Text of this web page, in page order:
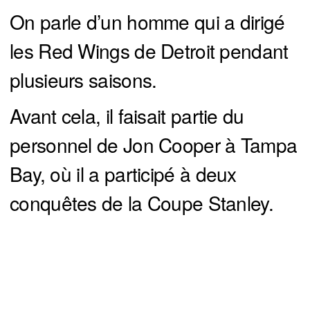
On parle d’un homme qui a dirigé
les Red Wings de Detroit pendant
plusieurs saisons.
Avant cela, il faisait partie du
personnel de Jon Cooper à Tampa
Bay, où il a participé à deux
conquêtes de la Coupe Stanley.